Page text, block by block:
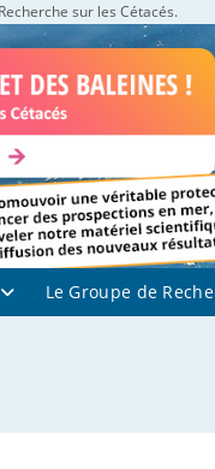
sur les Cétacés.
Le Groupe de